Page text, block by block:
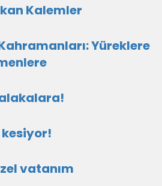
Kalemler
Yüreklere
vatanım